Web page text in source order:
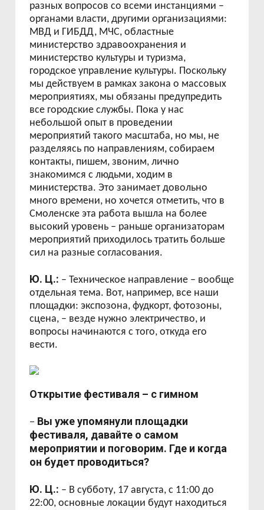
разных вопросов со всеми инстанциями –
органами власти, другими организациями:
МВД и ГИБДД, МЧС, областные
министерство здравоохранения и
министерство культуры и туризма,
городское управление культуры. Поскольку
мы действуем в рамках закона о массовых
мероприятиях, мы обязаны предупредить
все городские службы. Пока у нас
небольшой опыт в проведении
мероприятий такого масштаба, но мы, не
разделяясь по направлениям, собираем
контакты, пишем, звоним, лично
знакомимся с людьми, ходим в
министерства. Это занимает довольно
много времени, но хочется отметить, что в
Смоленске эта работа вышла на более
высокий уровень – раньше организаторам
мероприятий приходилось тратить больше
сил на разные согласования.
Ю. Ц.: – Техническое направление – вообще
отдельная тема. Вот, например, все наши
площадки: экспозона, фудкорт, фотозоны,
сцена, – везде нужно электричество, и
вопросы начинаются с того, откуда его
вести.
Открытие фестиваля – с гимном
– Вы уже упомянули площадки
фестиваля, давайте о самом
мероприятии и поговорим. Где и когда
он будет проводиться?
Ю. Ц.: – В субботу, 17 августа, с 11:00 до
22:00, основные локации будут находиться